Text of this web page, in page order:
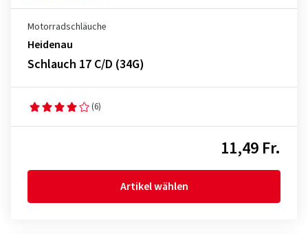
Motorradschläuche
Heidenau
Schlauch 17 C/D (34G)
(6)
11,49 Fr.
Artikel wählen